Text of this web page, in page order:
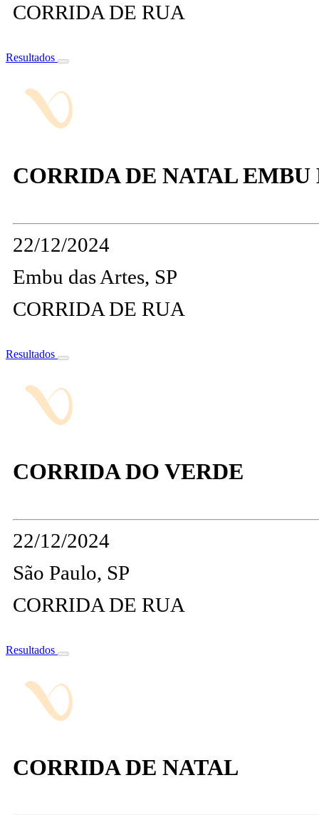
CORRIDA DE RUA
Resultados
CORRIDA DE NATAL EMBU
22/12/2024
Embu das Artes, SP
CORRIDA DE RUA
Resultados
CORRIDA DO VERDE
22/12/2024
São Paulo, SP
CORRIDA DE RUA
Resultados
CORRIDA DE NATAL